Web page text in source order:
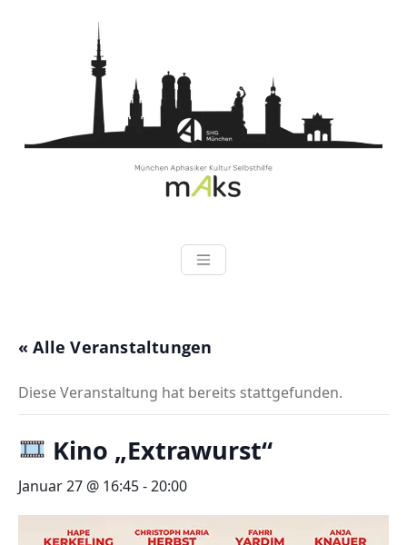
« Alle Veranstaltungen
Diese Veranstaltung hat bereits stattgefunden.
Kino „Extrawurst“
Januar 27 @ 16:45-20:00